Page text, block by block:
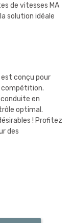
de vitesses MA
solution idéale
conçu pour
compétition.
en
optimal.
! Profitez
des